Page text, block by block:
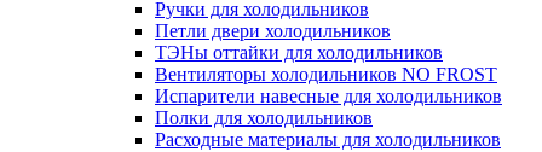
Ручки для холодильников
Петли двери холодильников
ТЭНы оттайки для холодильников
Вентиляторы холодильников NO FROST
Испарители навесные для холодильников
Полки для холодильников
Расходные материалы для холодильников